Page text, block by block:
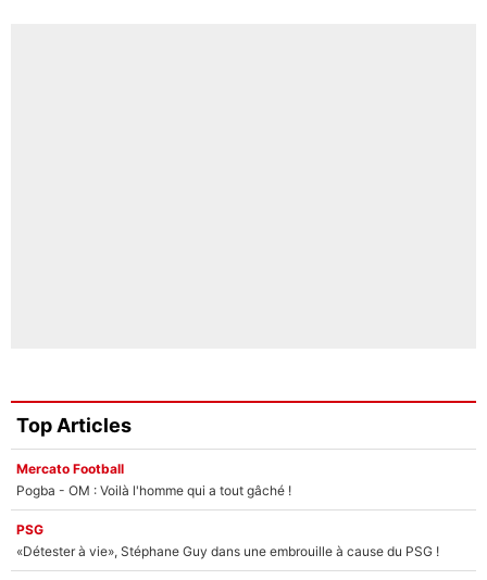
Top Articles
Mercato Football
Pogba - OM : Voilà l'homme qui a tout gâché !
PSG
«Détester à vie», Stéphane Guy dans une embrouille à cause du PSG !